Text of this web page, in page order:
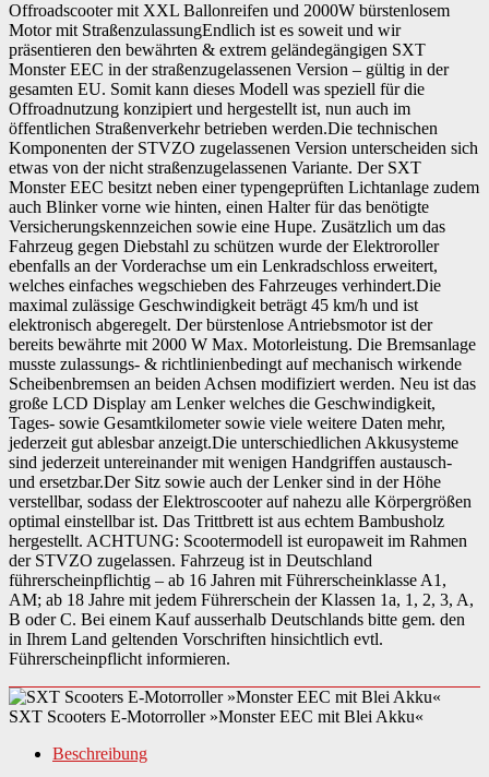
Offroadscooter mit XXL Ballonreifen und 2000W bürstenlosem
Motor mit StraßenzulassungEndlich ist es soweit und wir
präsentieren den bewährten & extrem geländegängigen SXT
Monster EEC in der straßenzugelassenen Version – gültig in der
gesamten EU. Somit kann dieses Modell was speziell für die
Offroadnutzung konzipiert und hergestellt ist, nun auch im
öffentlichen Straßenverkehr betrieben werden.Die technischen
Komponenten der STVZO zugelassenen Version unterscheiden sich
etwas von der nicht straßenzugelassenen Variante. Der SXT
Monster EEC besitzt neben einer typengeprüften Lichtanlage zudem
auch Blinker vorne wie hinten, einen Halter für das benötigte
Versicherungskennzeichen sowie eine Hupe. Zusätzlich um das
Fahrzeug gegen Diebstahl zu schützen wurde der Elektroroller
ebenfalls an der Vorderachse um ein Lenkradschloss erweitert,
welches einfaches wegschieben des Fahrzeuges verhindert.Die
maximal zulässige Geschwindigkeit beträgt 45 km/h und ist
elektronisch abgeregelt. Der bürstenlose Antriebsmotor ist der
bereits bewährte mit 2000 W Max. Motorleistung. Die Bremsanlage
musste zulassungs- & richtlinienbedingt auf mechanisch wirkende
Scheibenbremsen an beiden Achsen modifiziert werden. Neu ist das
große LCD Display am Lenker welches die Geschwindigkeit,
Tages- sowie Gesamtkilometer sowie viele weitere Daten mehr,
jederzeit gut ablesbar anzeigt.Die unterschiedlichen Akkusysteme
sind jederzeit untereinander mit wenigen Handgriffen austausch-
und ersetzbar.Der Sitz sowie auch der Lenker sind in der Höhe
verstellbar, sodass der Elektroscooter auf nahezu alle Körpergrößen
optimal einstellbar ist. Das Trittbrett ist aus echtem Bambusholz
hergestellt. ACHTUNG: Scootermodell ist europaweit im Rahmen
der STVZO zugelassen. Fahrzeug ist in Deutschland
führerscheinpflichtig – ab 16 Jahren mit Führerscheinklasse A1,
AM; ab 18 Jahre mit jedem Führerschein der Klassen 1a, 1, 2, 3, A,
B oder C. Bei einem Kauf ausserhalb Deutschlands bitte gem. den
in Ihrem Land geltenden Vorschriften hinsichtlich evtl.
Führerscheinpflicht informieren.
SXT Scooters E-Motorroller »Monster EEC mit Blei Akku«
Beschreibung